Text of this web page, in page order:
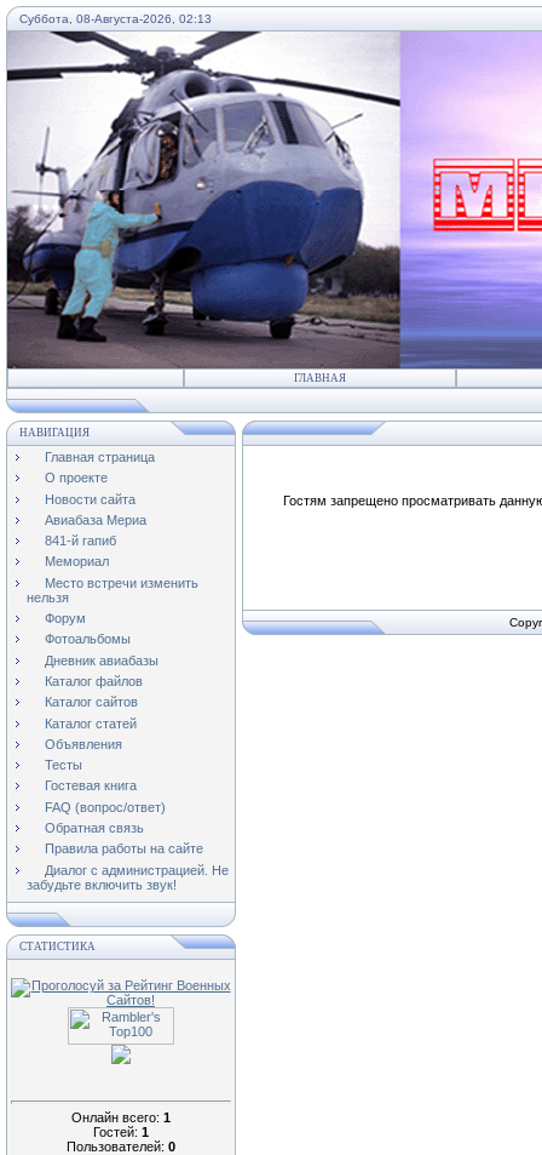
Суббота, 08-Августа-2026, 02:13
...
ГЛАВНАЯ
НАВИГАЦИЯ
Главная страница
О проекте
Новости сайта
Авиабаза Мериа
841-й гапиб
Мемориал
Место встречи изменить
нельзя
Форум
Фотоальбомы
Дневник авиабазы
Каталог файлов
Каталог сайтов
Каталог статей
Объявления
Тесты
Гостевая книга
FAQ (вопрос/ответ)
Обратная связь
Правила работы на сайте
Диалог с администрацией. Не
забудьте включить звук!
СТАТИСТИКА
Онлайн всего: 1
Гостей: 1
Пользователей: 0
Гостям запрещено просматривать